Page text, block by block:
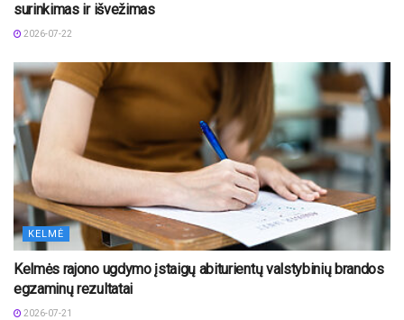
surinkimas ir išvežimas
2026-07-22
KELMĖ
Kelmės rajono ugdymo įstaigų abiturientų valstybinių brandos
egzaminų rezultatai
2026-07-21